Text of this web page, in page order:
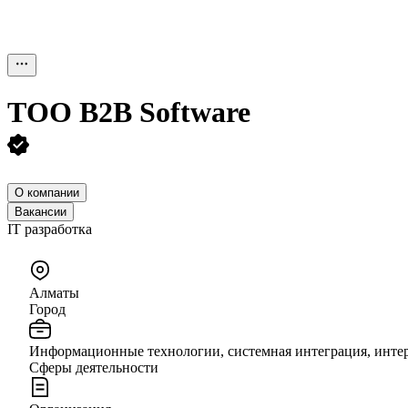
ТОО B2B Software
О компании
Вакансии
IT разработка
Алматы
Город
Информационные технологии, системная интеграция,
Сферы деятельности